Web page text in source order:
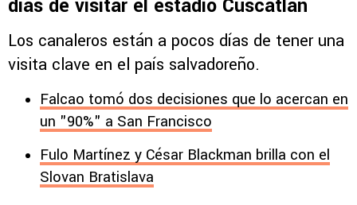
días de visitar el estadio Cuscatlán
Los canaleros están a pocos días de tener una
visita clave en el país salvadoreño.
Falcao tomó dos decisiones que lo acercan en
un "90%" a San Francisco
Fulo Martínez y César Blackman brilla con el
Slovan Bratislava